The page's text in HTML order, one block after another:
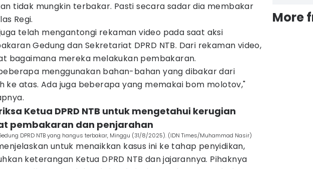
tidak mungkin terbakar. Pasti secara sadar dia membakar
Regi.
telah mengantongi rekaman video pada saat aksi
Gedung dan Sekretariat DPRD NTB. Dari rekaman video,
bagaimana mereka melakukan pembakaran.
menggunakan bahan-bahan yang dibakar dari
ke atas. Ada juga beberapa yang memakai bom molotov,"
Ketua DPRD NTB untuk mengetahui kerugian
pembakaran dan penjarahan
DPRD NTB yang hangus terbakar, Minggu (31/8/2025). (IDN Times/Muhammad Nasir)
untuk menaikkan kasus ini ke tahap penyidikan,
keterangan Ketua DPRD NTB dan jajarannya. Pihaknya
More